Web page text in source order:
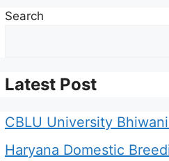
Search
Latest Post
CBLU University
Haryana Domestic